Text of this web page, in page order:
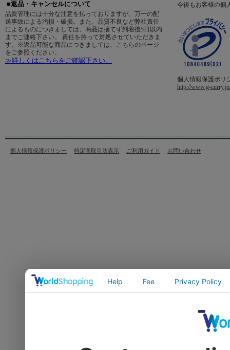
■返品・キャンセルについて
品質管理には十分な注意を払っておりますが、万一の配
送事故による汚損・破損。また、品質不良など弊社責任
によるものにつきましては、商品は捨てず到着後5日以内
までご連絡下さい。 責任を持って対処させていただきま
す。※返品可能な商品につきましては、こちらのページ
をご参照ください。
≫詳しくはこちらをご確認下さい。
今後もお客様の個
個人情報保護ポリ
http://www.g-
個人情報保護ポリシー 特定商取引法表示 ご利用ガイド お問い合わせ